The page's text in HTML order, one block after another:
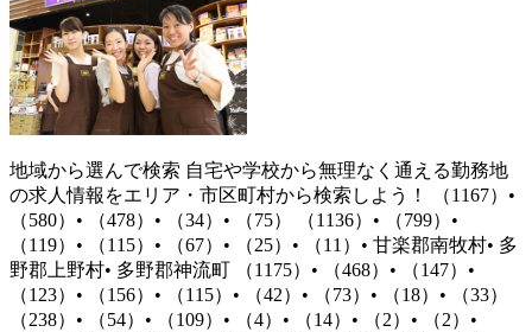
地域から選んで検索 自宅や学校から無理なく通える勤務地
の求人情報をエリア・市区町村から検索しよう！ （1167）•
（580）• （478）• （34）• （75） （1136）• （799）•
（119）• （115）• （67）• （25）• （11）• 甘楽郡南牧村• 多
野郡上野村• 多野郡神流町 （1175）• （468）• （147）•
（123）• （156）• （115）• （42）• （73）• （18）• （33）
（238）• （54）• （109）• （4）• （14）• （2）• （2）•